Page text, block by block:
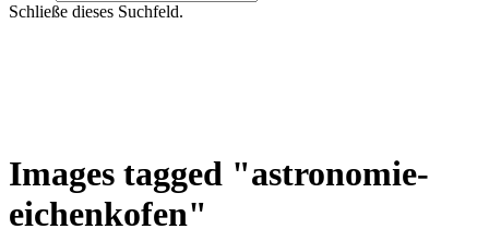
Schließe dieses Suchfeld.
Images tagged "astronomie-
eichenkofen"